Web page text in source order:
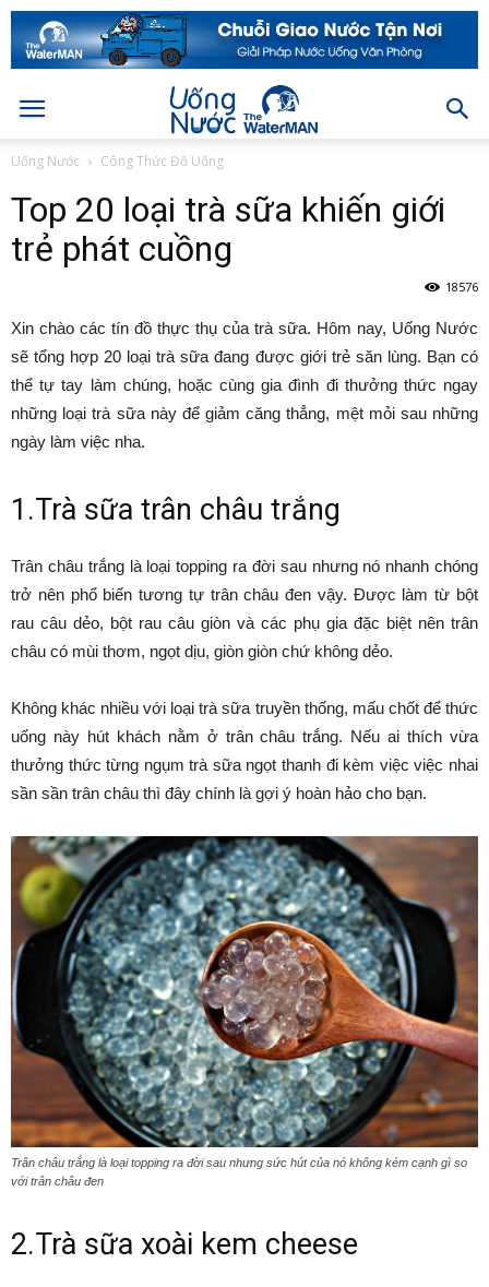
Uống Nước Công Thức Đồ Uống
Top 20 loại trà sữa khiến giới
trẻ phát cuồng
18576
Xin chào các tín đồ thực thụ của trà sữa. Hôm nay, Uống Nước
sẽ tổng hợp 20 loại trà sữa đang được giới trẻ săn lùng. Bạn có
thể tự tay làm chúng, hoặc cùng gia đình đi thưởng thức ngay
những loại trà sữa này để giảm căng thẳng, mệt mỏi sau những
ngày làm việc nha.
1.Trà sữa trân châu trắng
Trân châu trắng là loại topping ra đời sau nhưng nó nhanh chóng
trở nên phổ biến tương tự trân châu đen vậy. Được làm từ bột
rau câu dẻo, bột rau câu giòn và các phụ gia đặc biệt nên trân
châu có mùi thơm, ngọt dịu, giòn giòn chứ không dẻo.
Không khác nhiều với loại trà sữa truyền thống, mấu chốt để thức
uống này hút khách nằm ở trân châu trắng. Nếu ai thích vừa
thưởng thức từng ngụm trà sữa ngọt thanh đi kèm việc việc nhai
sần sần trân châu thì đây chính là gợi ý hoàn hảo cho bạn.
Trân châu trắng là loại topping ra đời sau nhưng sức hút của nó không kém cạnh gì so
với trân châu đen
2.Trà sữa xoài kem cheese